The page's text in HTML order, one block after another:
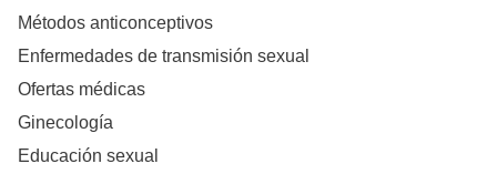
Métodos anticonceptivos
Enfermedades de transmisión sexual
Ofertas médicas
Ginecología
Educación sexual